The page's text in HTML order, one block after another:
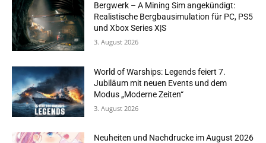
Bergwerk – A Mining Sim angekündigt:
Realistische Bergbausimulation für PC, PS5
und Xbox Series X|S
3. August 2026
World of Warships: Legends feiert 7.
Jubiläum mit neuen Events und dem
Modus „Moderne Zeiten“
3. August 2026
Neuheiten und Nachdrucke im August 2026